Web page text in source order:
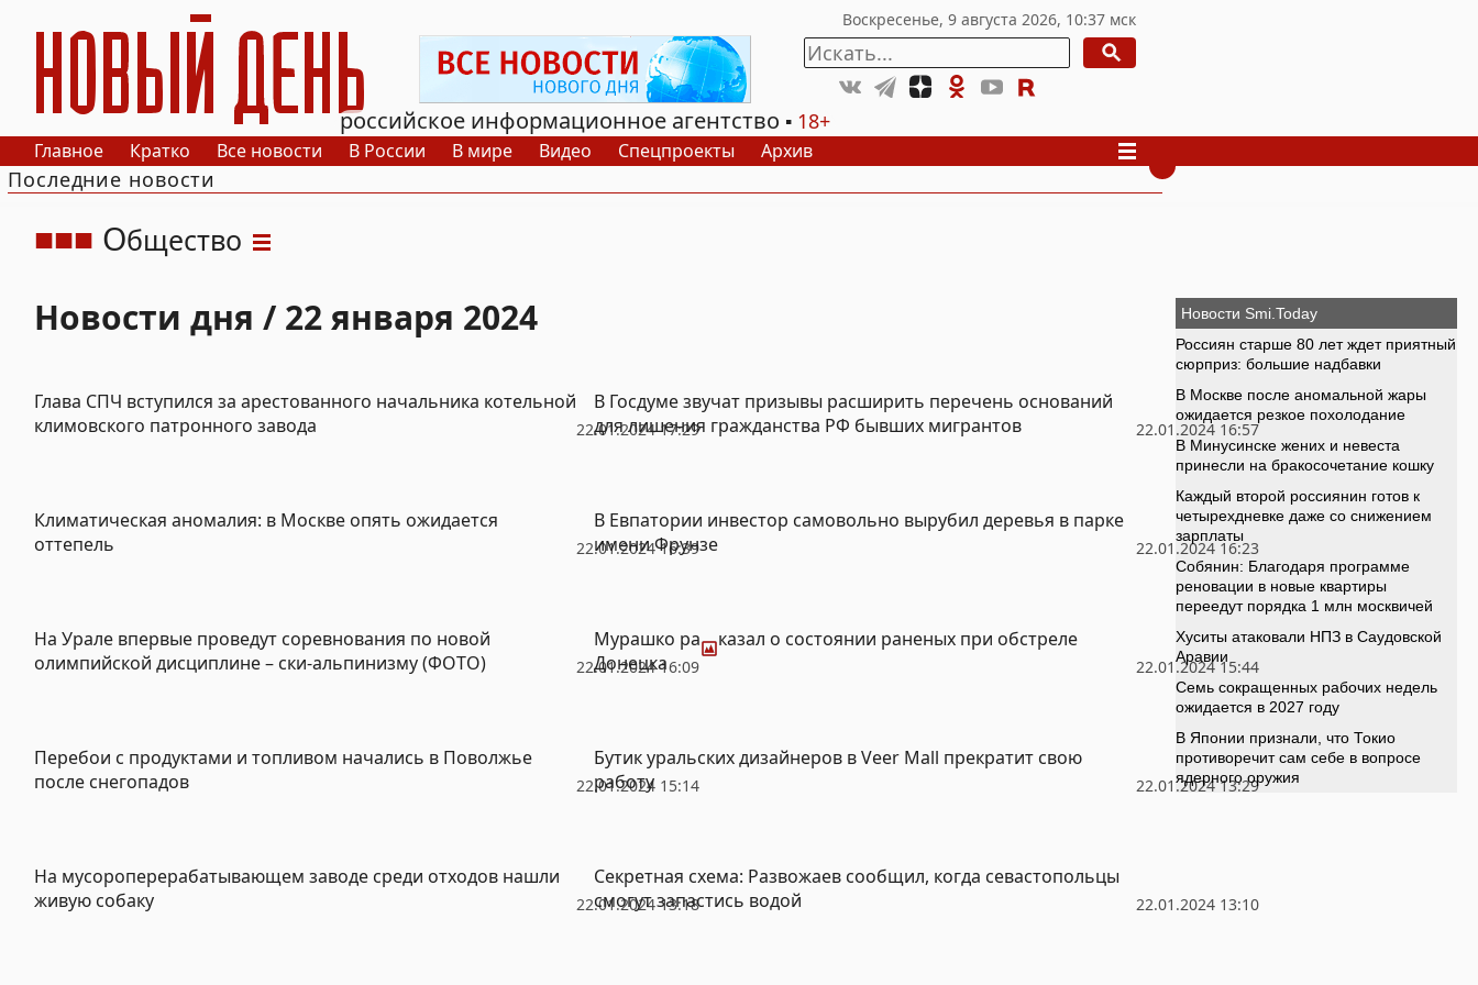
РИА Новый День
российское информационное агентство
18+
Главное Кратко Все новости В России В мире Видео Спецпроекты Архив
Последние новости
Общество
Новости дня / 22 января 2024
22.01.2024 17:29
Глава СПЧ вступился за арестованного начальника котельной
климовского патронного завода
22.01.2024 16:57
В Госдуме звучат призывы расширить перечень оснований
для лишения гражданства РФ бывших мигрантов
22.01.2024 16:39
Климатическая аномалия: в Москве опять ожидается
оттепель
22.01.2024 16:23
В Евпатории инвестор самовольно вырубил деревья в парке
имени Фрунзе
22.01.2024 16:09
На Урале впервые проведут соревнования по новой
олимпийской дисциплине – ски-альпинизму (ФОТО)
Фото
22.01.2024 15:44
Мурашко рассказал о состоянии раненых при обстреле
Донецка
22.01.2024 15:14
Перебои с продуктами и топливом начались в Поволжье
после снегопадов
22.01.2024 13:29
Бутик уральских дизайнеров в Veer Mall прекратит свою
работу
22.01.2024 13:18
На мусороперерабатывающем заводе среди отходов нашли
живую собаку
22.01.2024 13:10
Секретная схема: Развожаев сообщил, когда севастопольцы
смогут запастись водой